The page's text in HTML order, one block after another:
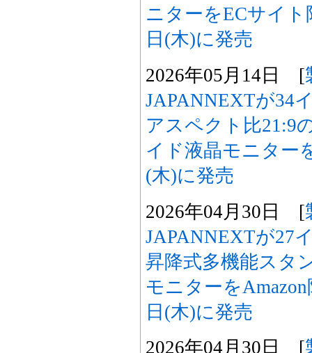
ニターをECサイト
日(木)に発売
2026年05月14日 [
JAPANNEXTが34
アスペクト比21:9
イド液晶モニター
(木)に発売
2026年04月30日 [
JAPANNEXTが27
昇降式多機能スタ
モニターを
日(木)に発売
2026年04月30日 [